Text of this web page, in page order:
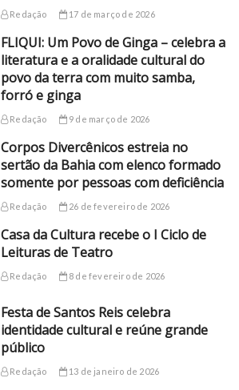
Redação 17 de março de 2026
FLIQUI: Um Povo de Ginga – celebra a
literatura e a oralidade cultural do
povo da terra com muito samba,
forró e ginga
Redação 9 de março de 2026
Corpos Divercênicos estreia no
sertão da Bahia com elenco formado
somente por pessoas com deficiência
Redação 26 de fevereiro de 2026
Casa da Cultura recebe o I Ciclo de
Leituras de Teatro
Redação 8 de fevereiro de 2026
Festa de Santos Reis celebra
identidade cultural e reúne grande
público
Redação 13 de janeiro de 2026